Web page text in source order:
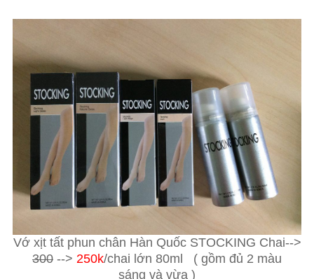
Vớ xịt tất phun chân Hàn Quốc STOCKING Chai-->
300 --> 250k/chai lớn 80ml ( gồm đủ 2 màu
sáng và vừa )